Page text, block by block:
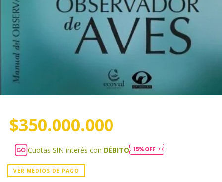
$350.000.000
Cuotas SIN interés con DÉBITO
VER MEDIOS DE PAGO